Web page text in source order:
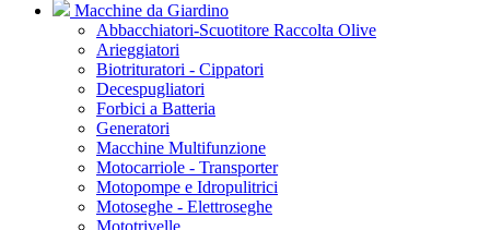
Macchine da Giardino
Abbacchiatori-Scuotitore Raccolta Olive
Arieggiatori
Biotrituratori - Cippatori
Decespugliatori
Forbici a Batteria
Generatori
Macchine Multifunzione
Motocarriole - Transporter
Motopompe e Idropulitrici
Motoseghe - Elettroseghe
Mototrivelle